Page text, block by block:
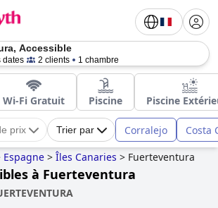
Accessible
dates 2 clients 1 chambre
Wi-Fi Gratuit Piscine Piscine
prix Trier par Corralejo Costa
Espagne > Îles Canaries > Fuerteventura
à Fuerteventura